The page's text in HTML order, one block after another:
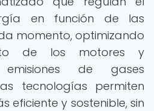
en función de las
momento, optimizando
de los motores y
de gases
tecnologías permiten
eficiente y sostenible, sin